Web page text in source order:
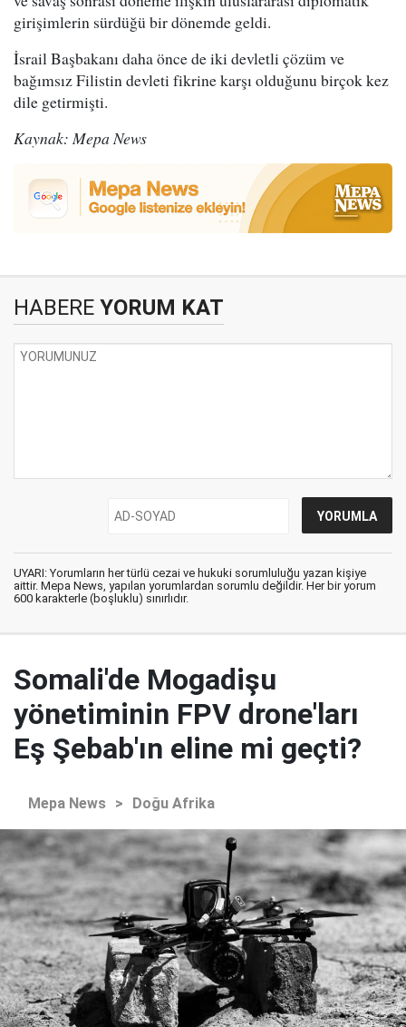
girişimlerin sürdüğü bir dönemde geldi.
İsrail Başbakanı daha önce de iki devletli çözüm ve
bağımsız Filistin devleti fikrine karşı olduğunu birçok kez
dile getirmişti.
Kaynak: Mepa News
HABERE YORUM KAT
UYARI: Yorumların her türlü cezai ve hukuki sorumluluğu yazan kişiye
aittir. Mepa News, yapılan yorumlardan sorumlu değildir. Her bir yorum
600 karakterle (boşluklu) sınırlıdır.
Somali'de Mogadişu
yönetiminin FPV drone'ları
Eş Şebab'ın eline mi geçti?
Mepa News > Doğu Afrika